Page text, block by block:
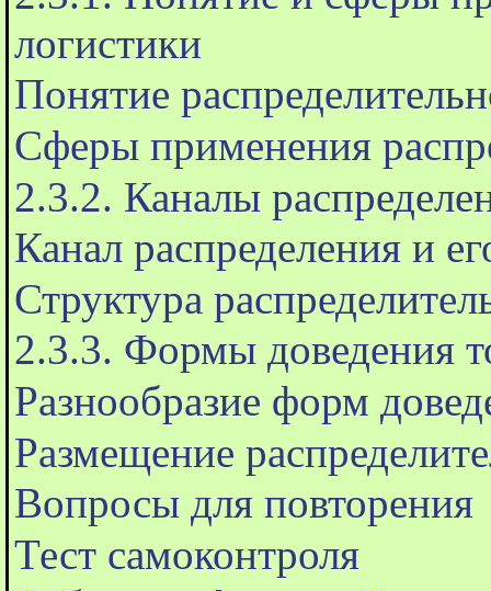
логистики
Понятие
Сферы применения
2.3.2. Каналы
Канал распределения и
Структура
2.3.3. Формы доведения
Разнообразие форм
Размещение
Вопросы для повторения
Тест самоконтроля